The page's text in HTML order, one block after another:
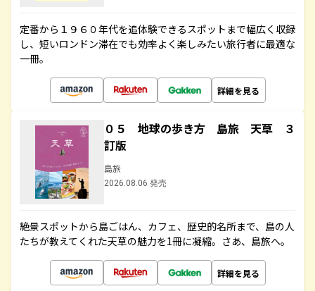
定番から１９６０年代を追体験できるスポットまで幅広く収録
し、短いロンドン滞在でも効率よく楽しみたい旅行者に最適な
一冊。
詳細を見る
０５ 地球の歩き方 島旅 天草 ３
訂版
島旅
2026.08.06 発売
絶景スポットから島ごはん、カフェ、歴史的名所まで、島の人
たちが教えてくれた天草の魅力を1冊に凝縮。さあ、島旅へ。
詳細を見る